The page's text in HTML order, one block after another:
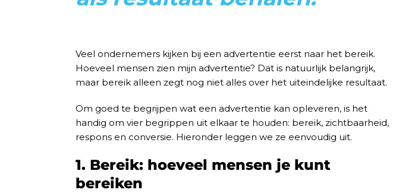
Veel ondernemers kijken bij een advertentie eerst naar het bereik.
Hoeveel mensen zien mijn advertentie? Dat is natuurlijk belangrijk,
maar bereik alleen zegt nog niet alles over het uiteindelijke resultaat.
Om goed te begrijpen wat een advertentie kan opleveren, is het
handig om vier begrippen uit elkaar te houden: bereik, zichtbaarheid,
respons en conversie. Hieronder leggen we ze eenvoudig uit.
1. Bereik: hoeveel mensen je kunt
bereiken